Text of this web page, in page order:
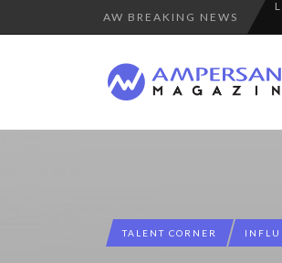
AW BREAKING NEWS
TALENT CORNER